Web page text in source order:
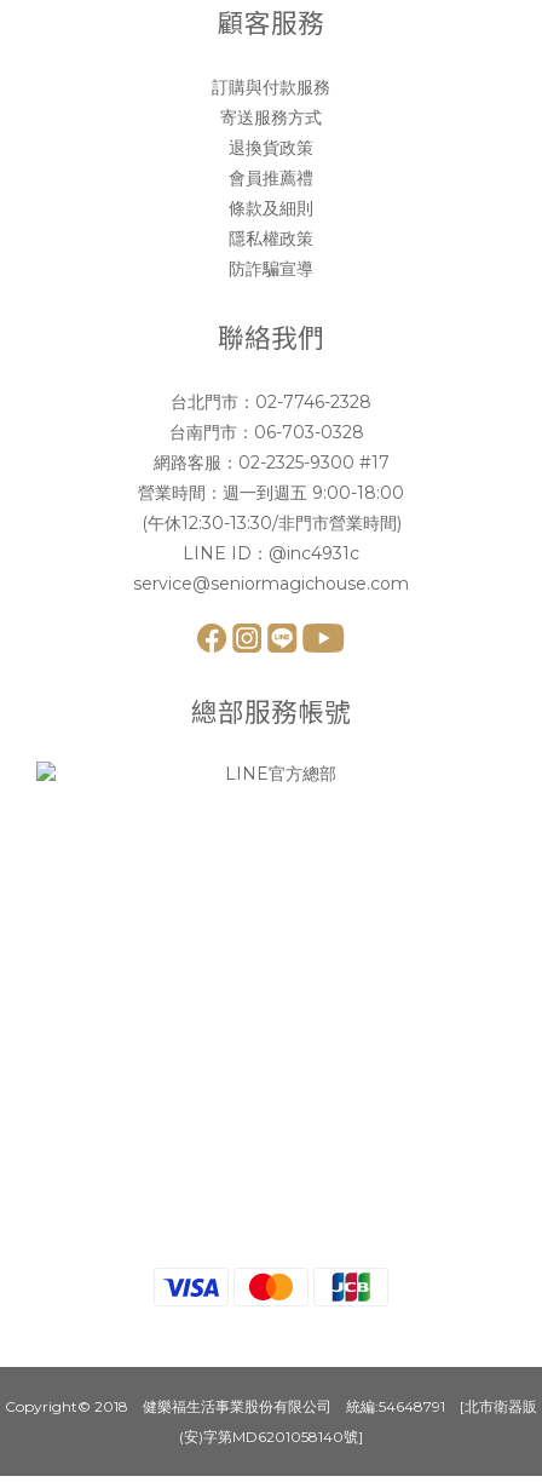
顧客服務
訂購與付款服務
寄送服務方式
退換貨政策
會員推薦禮
條款及細則
隱私權政策
防詐騙宣導
聯絡我們
台北門市： 02-7746-2328
台南門市： 06-703-0328
網路客服： 02-2325-9300 #17
營業時間：週一到週五 9:00-18:00
(午休12:30-13:30/非門市營業時間)
LINE ID： @inc4931c
service@seniormagichouse.com
總部服務帳號
Copyright© 2018 健樂福生活事業股份有限公司 統編:54648791 [北市衛器販
(安)字第MD6201058140號]